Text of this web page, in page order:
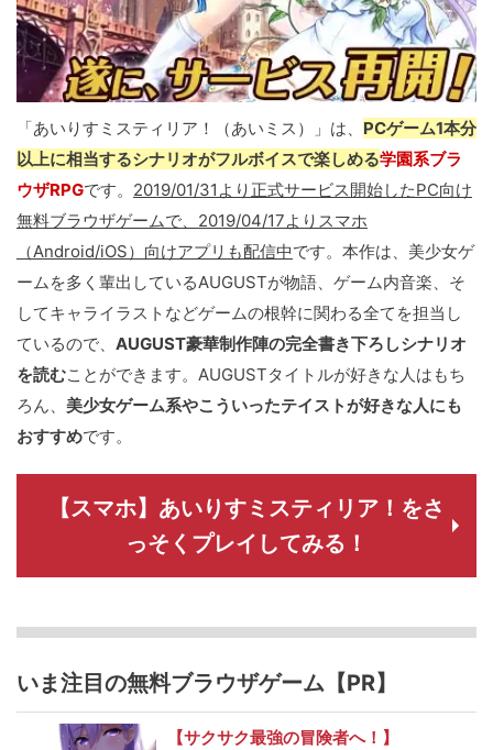
「あいりすミスティリア！（あいミス）」は、 PCゲーム1本分
以上に相当するシナリオがフルボイスで楽しめる学園系ブラ
ウザRPGです。 2019/01/31より正式サービス開始したPC向け
無料ブラウザゲームで、2019/04/17よりスマホ
（Android/iOS）向けアプリも配信中です。本作は、美少女ゲ
ームを多く輩出しているAUGUSTが物語、ゲーム内音楽、そ
してキャライラストなどゲームの根幹に関わる全てを担当し
ているので、 AUGUST豪華制作陣の完全書き下ろしシナリオ
を読むことができます。AUGUSTタイトルが好きな人はもち
ろん、 美少女ゲーム系やこういったテイストが好きな人にも
おすすめです。
【スマホ】あいりすミスティリア！をさ
っそくプレイしてみる！
いま注目の無料ブラウザゲーム【PR】
【サクサク最強の冒険者へ！】